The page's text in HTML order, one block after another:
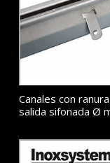
Canales con
salida sifonada Ø